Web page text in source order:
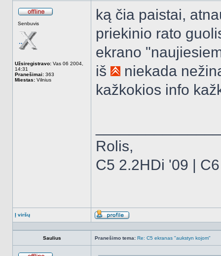
Senbuvis
Užsiregistravo: Vas 06 2004,
14:31
Pranešimai: 363
Miestas: Vilnius
ką čia paistai,
priekinio rato
ekrano
iš
niekada
kažkokios info
Rolis,
C5 2.2HDi '09 |
Į viršų
Aprašymas
Saulius Pranešimo tema: Re: C5 ekranas "aukstyn kojom"